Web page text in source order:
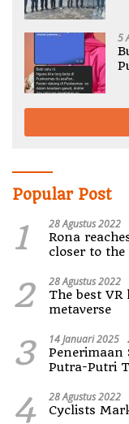
5
Popular Post
1 28 Agustus 2022
Rona
closer to
2 28 Agustus 2022
The best
metaverse
3 14 Januari 2025
Penerimaan
Putra-Putri
4 28 Agustus 2022
Cyclists